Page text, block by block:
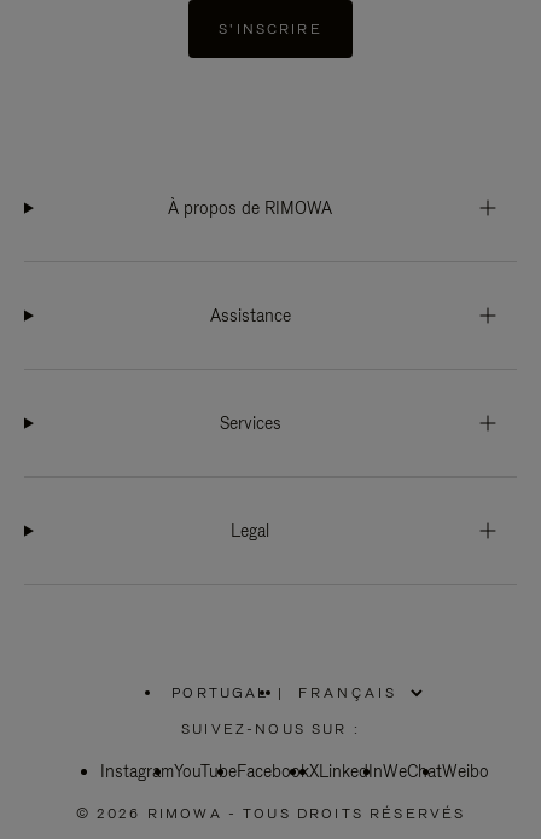
S'INSCRIRE
À propos de RIMOWA
Assistance
Services
Legal
PORTUGAL
SÉLECTIONNEZ
VOTRE
|
SUIVEZ-NOUS SUR :
InstagramYouTubeFacebookXLinkedInWeChatWeibo
© 2026 RIMOWA - TOUS DROITS RÉSERVÉS